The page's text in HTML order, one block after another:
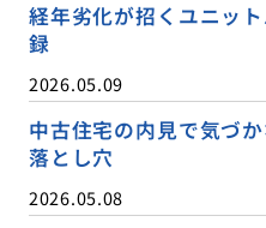
経年劣化が招くユニッ
録
2026.05.09
中古住宅の内見で気づ
落とし穴
2026.05.08